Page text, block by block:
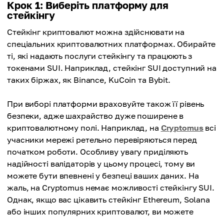
Крок 1: Виберіть платформу для
стейкінгу
Стейкінг криптовалют можна здійснювати на
спеціальних криптовалютних платформах. Обирайте
ті, які надають послуги стейкінгу та працюють з
токенами SUI. Наприклад, стейкінг SUI доступний на
таких біржах, як Binance, KuCoin та Bybit.
При виборі платформи враховуйте також її рівень
безпеки, адже шахрайство дуже поширене в
криптовалютному полі. Наприклад, на Cryptomusвсі
учасники мережі ретельно перевіряються перед
початком роботи. Особливу увагу приділяють
надійності валідаторів у цьому процесі, тому ви
можете бути впевнені у безпеці ваших даних. На
жаль, на Cryptomus немає можливості стейкінгу SUI.
Однак, якщо вас цікавить стейкінг Ethereum, Solana
або інших популярних криптовалют, ви можете